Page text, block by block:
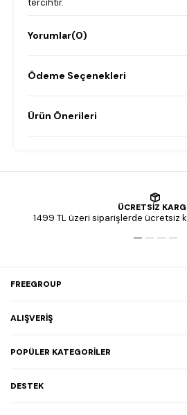
tercihtir.
Yorumlar(0)
Ödeme Seçenekleri
Ürün Önerileri
ÜCRETSİZ
1499 TL üzeri siparişlerde ücretsiz
FREEGROUP
ALIŞVERİŞ
POPÜLER KATEGORİLER
DESTEK